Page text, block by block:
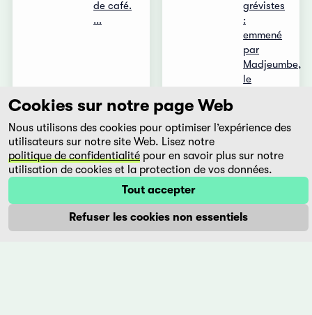
de café.
...
Plus
grévistes
:
emmené
par
Madjeumbe,
le
Plus
Journey
to the
Sun -
Günese
Saim
Cookies sur notre page Web
Nous utilisons des cookies pour optimiser l’expérience des
utilisateurs sur notre site Web. Lisez notre
politique de confidentialité pour en savoir plus sur notre
utilisation de cookies et la protection de vos données.
Tout accepter
Refuser les cookies non essentiels